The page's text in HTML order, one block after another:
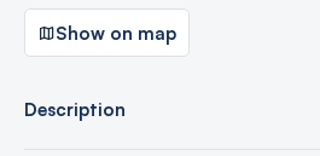
Show on map
Description